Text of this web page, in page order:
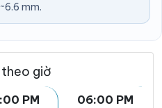
mm.
giờ
PM
06:00 PM